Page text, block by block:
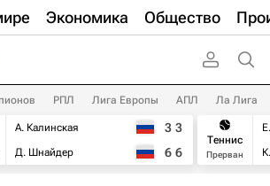
Экономика Общество
РПЛ Лига Европы АПЛ Ла Лига
А. Калинская
Д. Шнайдер
3 3
6 6
Теннис
Прерван